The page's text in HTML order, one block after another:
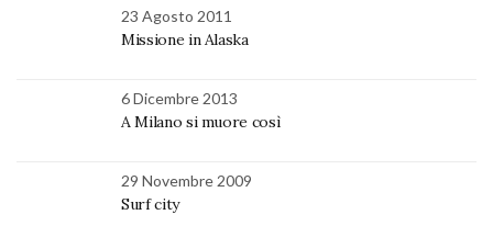
23 Agosto 2011
Missione in Alaska
6 Dicembre 2013
A Milano si muore così
29 Novembre 2009
Surf city